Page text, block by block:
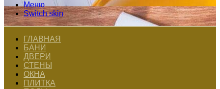
Меню
Switch skin
ГЛАВНАЯ
БАНИ
ДВЕРИ
СТЕНЫ
ОКНА
ПЛИТКА